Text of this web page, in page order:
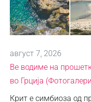
август 7, 2026
Ве водиме на
во Грција
Крит е симбиоза од